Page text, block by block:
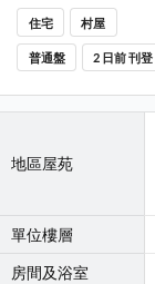
住宅 村屋
普通盤 2 日前 刊登
地區屋苑
單位樓層
房間及浴室